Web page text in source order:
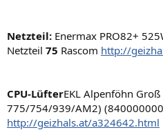
Netzteil: Enermax PRO82+
Netzteil 75 Rascom http://
CPU-LüfterEKL Alpenföhn
775/754/939/AM2)
http://geizhals.at/a324642.html